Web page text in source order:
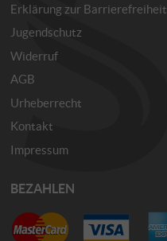
Erklärung zur Barrierefreiheit
Jugendschutz
Widerruf
AGB
Urheberrecht
Kontakt
Impressum
BEZAHLEN